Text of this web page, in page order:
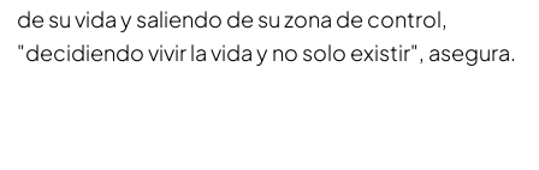
de su vida y saliendo de su zona de control,
"decidiendo vivir la vida y no solo existir", asegura.